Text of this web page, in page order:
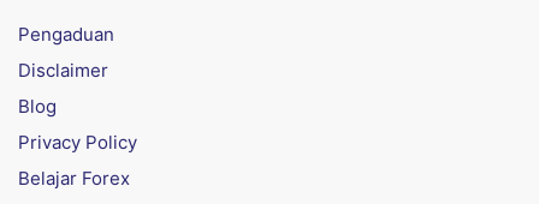
Pengaduan
Disclaimer
Blog
Privacy Policy
Belajar Forex